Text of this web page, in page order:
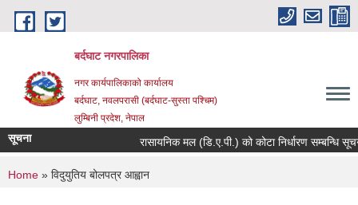
Skip to main content
बर्दघाट नगरपालिका
नगर कार्यपालिकाको कार्यालय
बर्दघाट, नवलपरासी (बर्दघाट-सुस्ता पश्चिम)
लुम्बिनी प्रदेश, नेपाल
सूचना रासायनिक मल (डि.ए.पी.) को कोटा निर्धारण सम्बन्धि
You are here
Home » विदुयुतिय बोलपत्र आह्वान